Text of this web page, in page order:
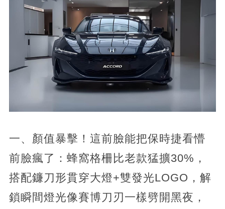
一、顏值暴擊！這前臉能把保時捷看懵
前臉瘋了：蜂窩格柵比老款猛擴30%，
搭配鐮刀形貫穿大燈+雙發光LOGO，解
鎖瞬間燈光像賽博刀刃一樣劈開黑夜，